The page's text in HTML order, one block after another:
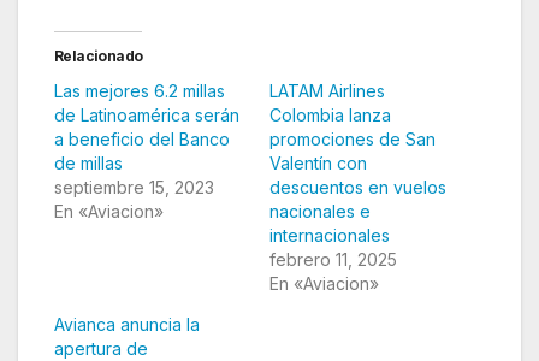
Relacionado
Las mejores 6.2 millas
de Latinoamérica serán
a beneficio del Banco
de millas
septiembre 15, 2023
En «Aviacion»
LATAM Airlines
Colombia lanza
promociones de San
Valentín con
descuentos en vuelos
nacionales e
internacionales
febrero 11, 2025
En «Aviacion»
Avianca anuncia la
apertura de